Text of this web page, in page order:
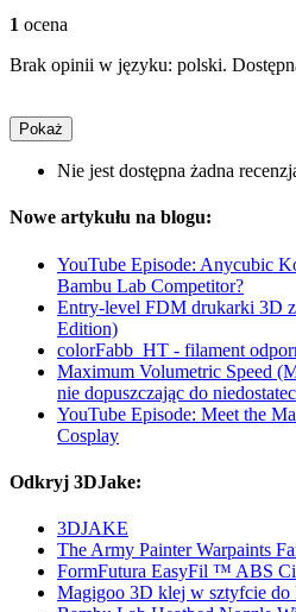
1 ocena
Brak opinii w języku: polski.
Pokaż
Nie jest dostępna żadna
Nowe artykułu na blogu:
YouTube Episode: Anycubic
Bambu Lab Competitor?
Entry-level FDM drukarki 3D
Edition)
colorFabb_HT - filament
Maximum Volumetric Speed
nie dopuszczając do
YouTube Episode: Meet the
Cosplay
Odkryj 3DJake:
3DJAKE
The Army Painter Warpaints
FormFutura EasyFil ™ ABS
Magigoo 3D klej w sztyfcie do